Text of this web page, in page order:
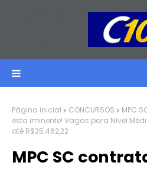
Página inicial CONCURSOS
MPC
esta iminente! Vagas para Nível
até R$35.462,22
MPC SC